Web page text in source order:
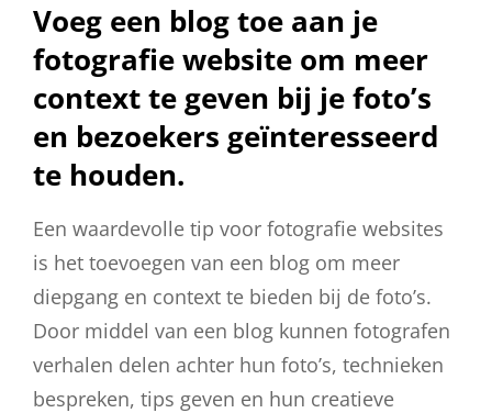
Voeg een blog toe aan je
fotografie website om meer
context te geven bij je foto’s
en bezoekers geïnteresseerd
te houden.
Een waardevolle tip voor fotografie websites
is het toevoegen van een blog om meer
diepgang en context te bieden bij de foto’s.
Door middel van een blog kunnen fotografen
verhalen delen achter hun foto’s, technieken
bespreken, tips geven en hun creatieve